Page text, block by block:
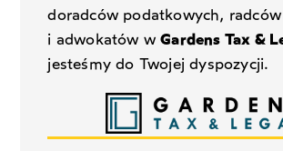
doradców podatkowych,
i adwokatów wGardens Tax &
jesteśmy do Twojej dyspozycji.